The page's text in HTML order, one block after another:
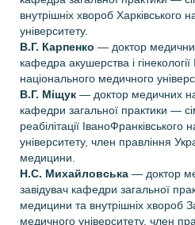
внутрішніх хвороб Харківського
університету.
В.Г. Карпенко — доктор
кафедра акушерства і
національного медичного
В.Г. Міщук — доктор медичних
кафедри загальної практики —
реабілітації
університету, член правління
медицини.
Н.С. Михайловська — доктор
завідувач кафедри загальної
медицини та внутрішніх хвороб
медичного університету, член